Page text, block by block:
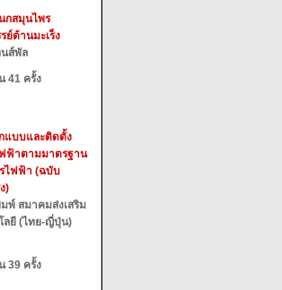
กสมุนไพร
ย์ต้านมะเร็ง
ส์พัล
41 ครั้ง
แบบและติดตั้ง
ฟ้าตามมาตรฐาน
ไฟฟ้า (ฉบับ
)
พ์ สมาคมส่งเสริม
ลยี (ไทย-ญี่ปุ่น)
39 ครั้ง